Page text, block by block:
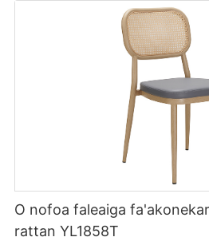
O nofoa faleaiga
rattan YL1858T